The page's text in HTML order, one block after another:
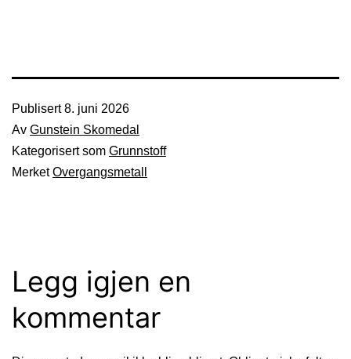
Publisert8. juni 2026
Av Gunstein Skomedal
Kategorisert som Grunnstoff
MerketOvergangsmetall
Legg igjen en
kommentar